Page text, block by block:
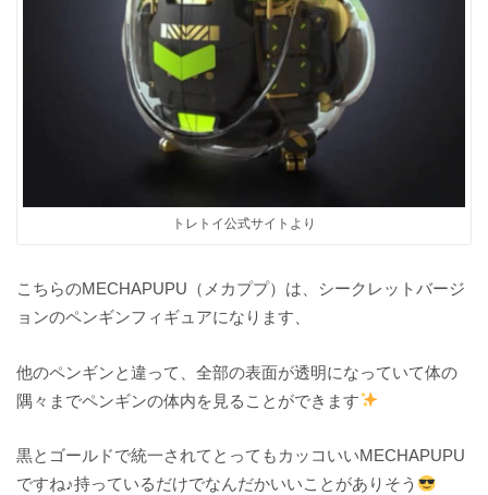
トレトイ公式サイトより
こちらのMECHAPUPU（メカププ）は、シークレットバージ
ョンのペンギンフィギュアになります、
他のペンギンと違って、全部の表面が透明になっていて体の
隅々までペンギンの体内を見ることができます
黒とゴールドで統一されてとってもカッコいいMECHAPUPU
ですね♪持っているだけでなんだかいいことがありそう